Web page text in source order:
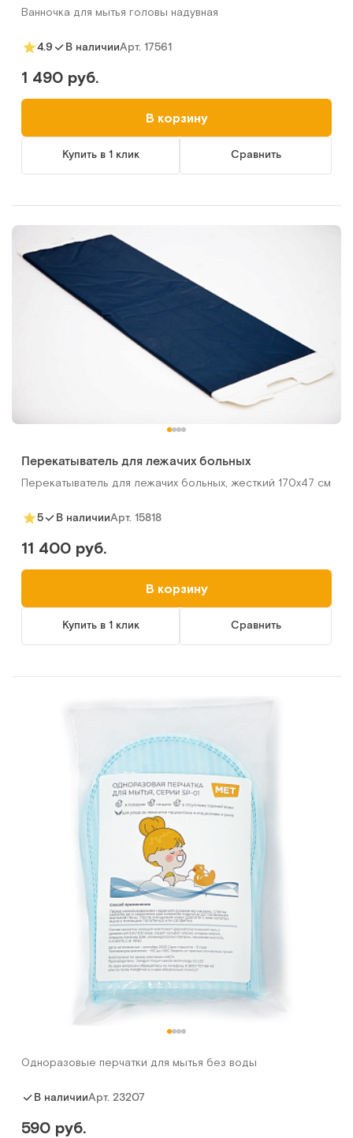
Ванночка для мытья головы надувная
4.9 В наличииАрт. 17561
1 490 руб.
В корзину
Купить в 1 клик Сравнить
Перекатыватель для лежачих больных
Перекатыватель для лежачих больных, жесткий 170х47 см
5 В наличииАрт. 15818
11 400 руб.
В корзину
Купить в 1 клик Сравнить
Одноразовые перчатки для мытья без воды
В наличииАрт. 23207
590 руб.